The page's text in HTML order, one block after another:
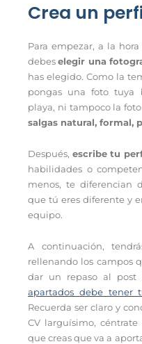
Crea un
Para empezar, a la
debeselegir una
has elegido. Como la
pongas una foto tuya
playa, ni tampoco la
salgas natural, formal,
Después, escribe tu
habilidades o
menos, te diferencian
que tú eres diferente y
equipo.
A continuación,
rellenando los campos
dar un repaso al
apartados debe tener
Recuerda ser claro y
CV larguísimo,
que creas que va a